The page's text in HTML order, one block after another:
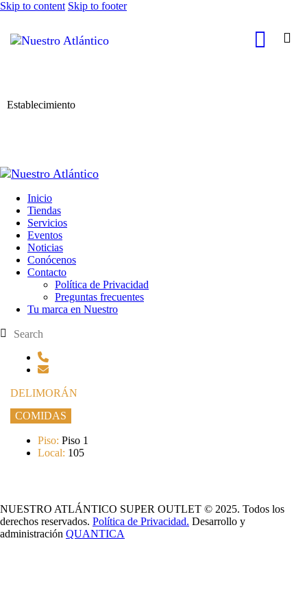
Skip to content Skip to footer
Establecimiento
Inicio
Tiendas
Servicios
Eventos
Noticias
Conócenos
Contacto
Política de Privacidad
Preguntas frecuentes
Tu marca en Nuestro
DELIMORÁN
COMIDAS
Piso: Piso 1
Local: 105
NUESTRO ATLÁNTICO SUPER OUTLET © 2025. Todos los
derechos reservados. Política de Privacidad. Desarrollo y
administración QUANTICA